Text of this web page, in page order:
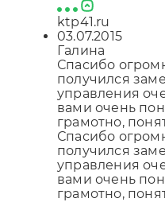
ktp41.ru
03.07.2015
Галина
Спасибо
получился
управления
вами очень
грамотно,
Спасибо
получился
управления
вами очень
грамотно,